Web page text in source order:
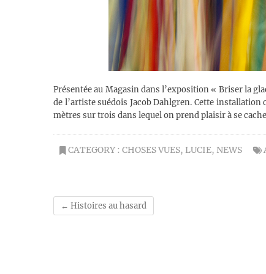
Présentée au Magasin dans l’exposition « Briser la
de l’artiste suédois Jacob Dahlgren. Cette
mètres sur trois dans lequel on prend plaisir à se
CATEGORY : CHOSES VUES, LUCIE, NEWS
← Histoires au hasard